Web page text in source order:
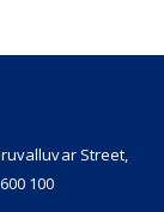
Street,
100